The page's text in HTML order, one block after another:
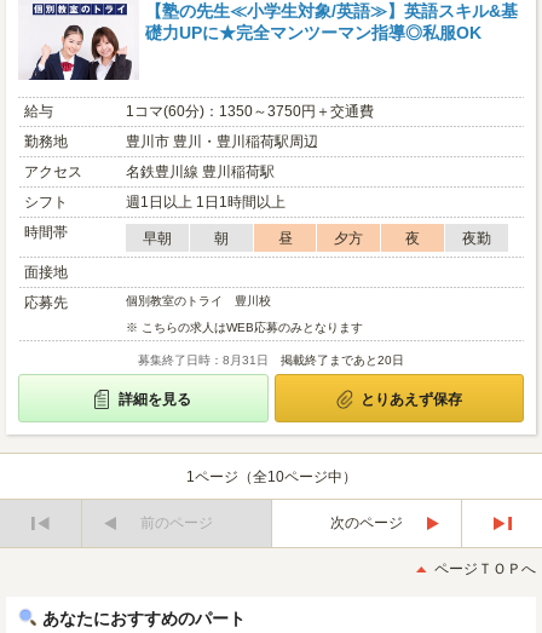
【塾の先生≪小学生対象/英語≫】英語スキル&基
礎力UPに★完全マンツーマン指導◎私服OK
給与
1コマ(60分)：1350～3750円＋交通費
勤務地
豊川市 豊川・豊川稲荷駅周辺
アクセス
名鉄豊川線 豊川稲荷駅
シフト
週1日以上 1日1時間以上
時間帯
早朝 朝 昼 夕方 夜
夜勤
面接地
応募先
個別教室のトライ 豊川校
※ こちらの求人はWEB応募のみとなります
募集終了日時：8月31日 掲載終了まであと20日
詳細を見る とりあえず保存
1ページ（全10ページ中）
前のページ
次のページ
後
ページＴＯＰへ
あなたにおすすめのパート